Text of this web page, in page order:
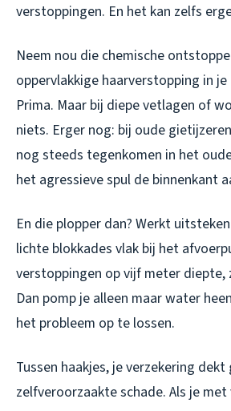
verstoppingen. En het kan zelfs
Neem nou die chemische
oppervlakkige haarverstopping in
Prima. Maar bij diepe vetlagen of
niets. Erger nog: bij oude
nog steeds tegenkomen in het
het agressieve spul de binnenkant
En die plopper dan? Werkt
lichte blokkades vlak bij het
verstoppingen op vijf meter diepte,
Dan pomp je alleen maar water
het probleem op te lossen.
Tussen haakjes, je verzekering dekt
zelfveroorzaakte schade. Als je